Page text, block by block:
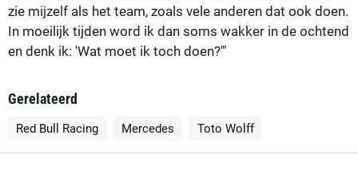
zie mijzelf als het team, zoals vele anderen dat ook doen.
In moeilijk tijden word ik dan soms wakker in de ochtend
en denk ik: 'Wat moet ik toch doen?'"
Gerelateerd
Red Bull Racing Mercedes Toto Wolff